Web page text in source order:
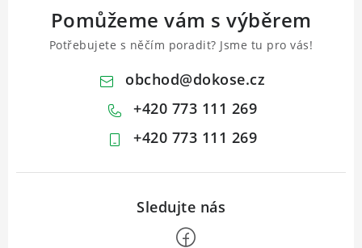
Pomůžeme vám s výběrem
Potřebujete s něčím poradit? Jsme tu pro vás!
obchod@dokose.cz
+420 773 111 269
+420 773 111 269